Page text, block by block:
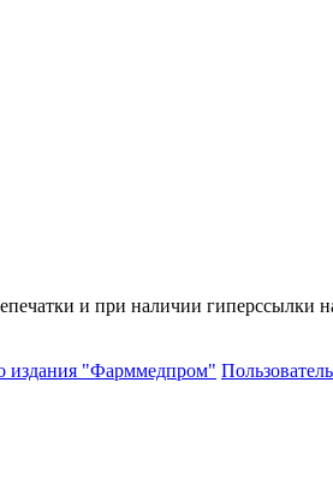
и при наличии гиперссылки
издания "Фарммедпром"